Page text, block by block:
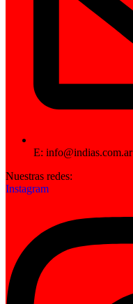
E: info@indias.com.ar
Nuestras redes:
Instagram